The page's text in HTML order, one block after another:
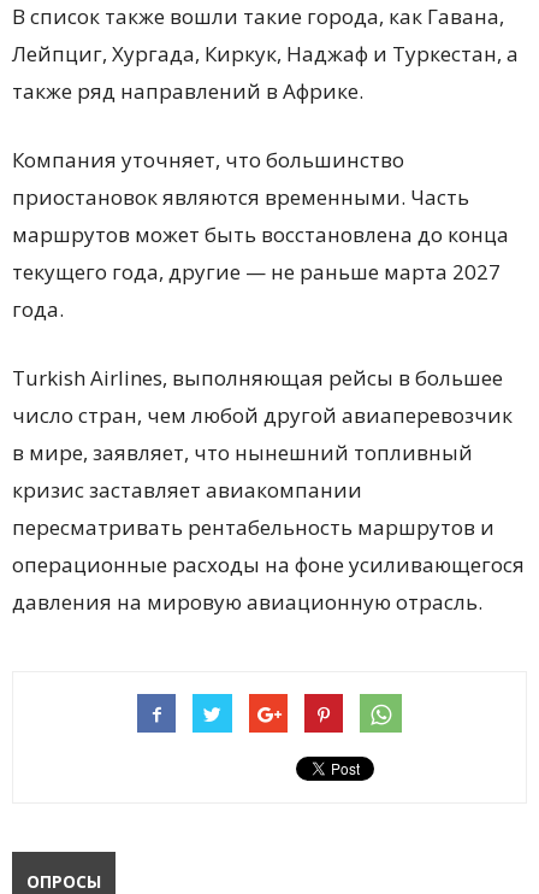
В список также вошли такие города, как Гавана,
Лейпциг, Хургада, Киркук, Наджаф и Туркестан, а
также ряд направлений в Африке.
Компания уточняет, что большинство
приостановок являются временными. Часть
маршрутов может быть восстановлена до конца
текущего года, другие — не раньше марта 2027
года.
Turkish Airlines, выполняющая рейсы в большее
число стран, чем любой другой авиаперевозчик
в мире, заявляет, что нынешний топливный
кризис заставляет авиакомпании
пересматривать рентабельность маршрутов и
операционные расходы на фоне усиливающегося
давления на мировую авиационную отрасль.
ОПРОСЫ